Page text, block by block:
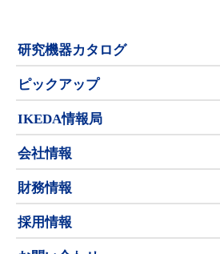
研究機器カタログ
ピックアップ
IKEDA情報局
会社情報
財務情報
採用情報